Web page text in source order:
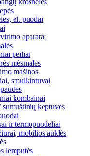
krosnelės
el. puodai
aparatai
peiliai
mėsmalės
mašinos
smulkintuvai
kombainai
sumuštinių keptuvės
ir termopuodeliai
mobilios auklės
lemputės